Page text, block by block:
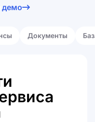
демо
Документы